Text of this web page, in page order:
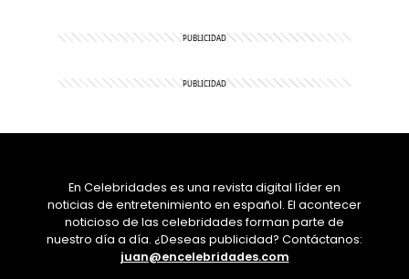
En Celebridades es una revista digital líder en
noticias de entretenimiento en español. El acontecer
noticioso de las celebridades forman parte de
nuestro día a día. ¿Deseas publicidad? Contáctanos:
juan@encelebridades.com